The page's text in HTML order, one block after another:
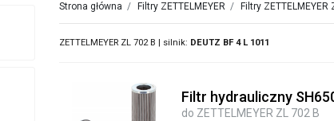
Strona główna / Filtry ZETTELMEYER / Filtry ZETTELMEYER
ZETTELMEYER ZL 702 B | silnik: DEUTZ BF 4 L 1011
Filtr hydrauliczny
do ZETTELMEYER ZL 702 B